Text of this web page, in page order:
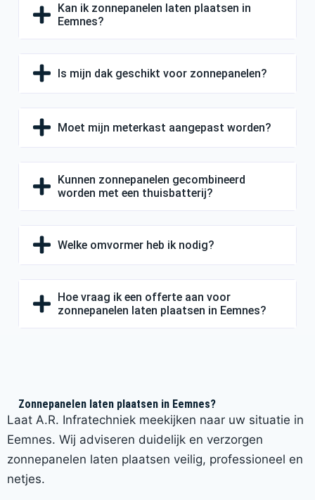
Kan ik zonnepanelen laten plaatsen in
Eemnes?
Is mijn dak geschikt voor zonnepanelen?
Moet mijn meterkast aangepast worden?
Kunnen zonnepanelen gecombineerd
worden met een thuisbatterij?
Welke omvormer heb ik nodig?
Hoe vraag ik een offerte aan voor
zonnepanelen laten plaatsen in Eemnes?
Zonnepanelen laten plaatsen in Eemnes?
Laat A.R. Infratechniek meekijken naar uw situatie in
Eemnes. Wij adviseren duidelijk en verzorgen
zonnepanelen laten plaatsen veilig, professioneel en
netjes.